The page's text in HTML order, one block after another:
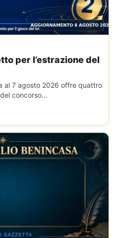
per l’estrazione del
al 7 agosto 2026 offre quattro
concorso...